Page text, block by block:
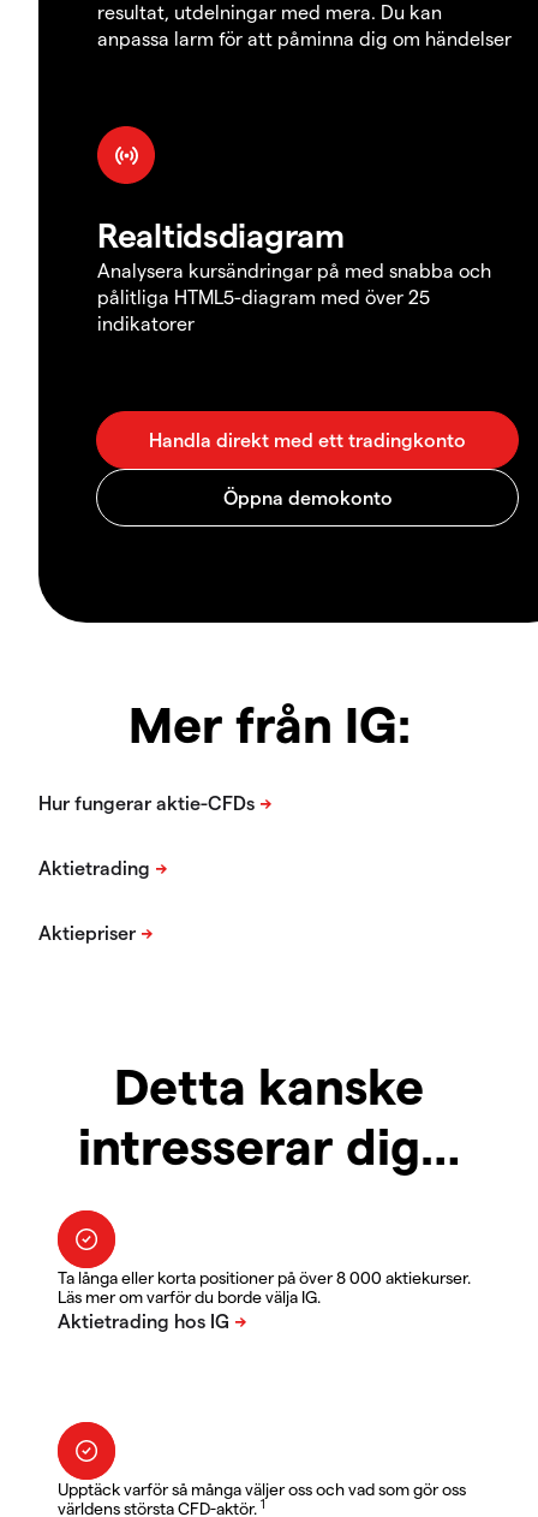
resultat, utdelningar med mera. Du kan
anpassa larm för att påminna dig om händelser
Realtidsdiagram
Analysera kursändringar på med snabba och
pålitliga HTML5-diagram med över 25
indikatorer
Mer från IG:
Detta kanske
intresserar dig…
Ta långa eller korta positioner på över 8 000 aktiekurser.
Läs mer om varför du borde välja IG.
Upptäck varför så många väljer oss och vad som gör oss
världens största CFD-aktör. 1